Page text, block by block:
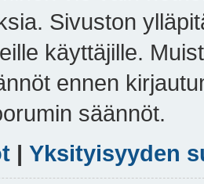
Sivuston
käyttäjille.
ennen
säännöt.
| Yksityisyyden